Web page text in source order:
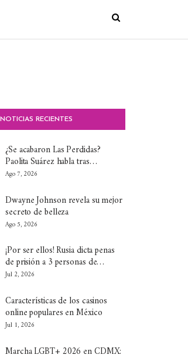
NOTICIAS RECIENTES
¿Se acabaron Las Perdidas?
Paolita Suárez habla tras…
Ago 7, 2026
Dwayne Johnson revela su mejor
secreto de belleza
Ago 5, 2026
¡Por ser ellos! Rusia dicta penas
de prisión a 3 personas de…
Jul 2, 2026
Características de los casinos
online populares en México
Jul 1, 2026
Marcha LGBT+ 2026 en CDMX: